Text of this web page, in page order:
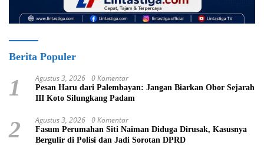
Berita Populer
1 Agustus 3, 2026 0 Komentar
Pesan Haru dari Palembayan: Jangan Biarkan Obor Sejarah
III Koto Silungkang Padam
2 Agustus 3, 2026 0 Komentar
Fasum Perumahan Siti Naiman Diduga Dirusak, Kasusnya
Bergulir di Polisi dan Jadi Sorotan DPRD